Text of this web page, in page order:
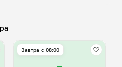
Завтра c 08:00